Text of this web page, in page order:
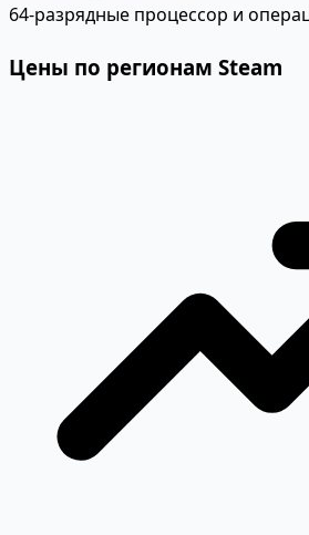
64-разрядные процессор и
Цены по регионам Steam